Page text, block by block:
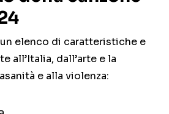
elenco di caratteristiche e
all’Italia, dall’arte e la
e alla violenza: